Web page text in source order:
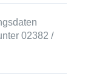
02382 /